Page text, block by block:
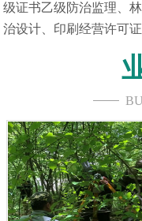
级证书乙级防治监理、
治设计、印刷经营许可